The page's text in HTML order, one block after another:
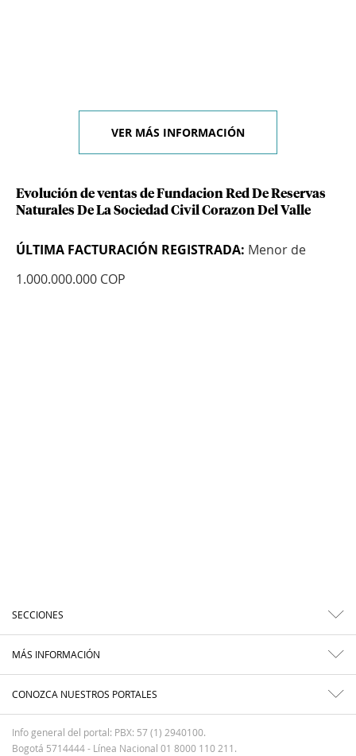
VER MÁS INFORMACIÓN
Evolución de ventas de Fundacion Red De Reservas
Naturales De La Sociedad Civil Corazon Del Valle
ÚLTIMA FACTURACIÓN REGISTRADA: Menor de
1.000.000.000 COP
SECCIONES
MÁS INFORMACIÓN
CONOZCA NUESTROS PORTALES
Info general del portal: PBX: 57 (1) 2940100.
Bogotá 5714444 - Línea Nacional 01 8000 110 211.